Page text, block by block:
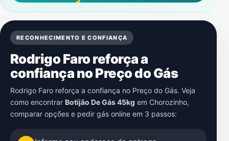
RECONHECIMENTO E CONFIANÇA
Rodrigo Faro reforça a
confiança no Preço do Gás
Rodrigo Faro reforça a confiança no Preço do Gás. Veja
como encontrar Botijão De Gás 45kg em Chorozinho,
comparar opções e pedir gás online em 3 passos: